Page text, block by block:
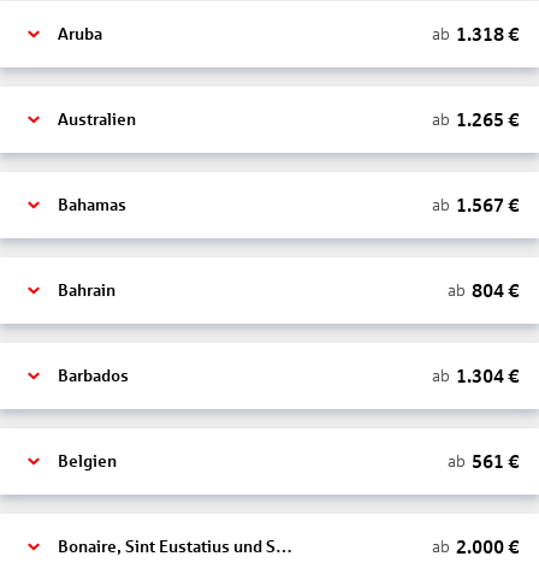
Aruba ab 1.318€
Australien ab 1.265 €
Bahamas ab 1.567 €
Bahrain ab 804€
Barbados ab 1.304€
Belgien ab 561 €
Bonaire, Sint Eustatius und Saba ab 2.000€